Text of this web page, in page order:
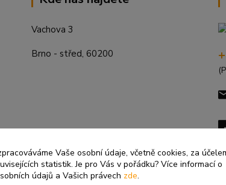
Vachova 3
Brno - střed, 60200
Vaše osobní údaje, včetně cookies, za
statistik. Je pro Vás v pořádku? Více informací o
údajů a Vašich právech zde.